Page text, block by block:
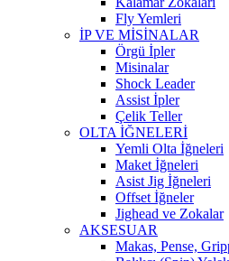
Fly Yemleri
İP VE MİSİNALAR
Örgü İpler
Misinalar
Shock Leader
Assist İpler
Çelik Teller
OLTA İĞNELERİ
Yemli Olta İğneleri
Maket İğneleri
Asist Jig İğneleri
Offset İğneler
Jighead ve Zokalar
AKSESUAR
Makas, Pense,